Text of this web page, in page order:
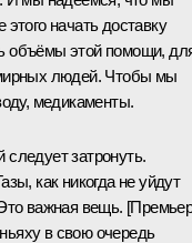
начать доставку
объёмы этой помощи,
людей. Чтобы мы
медикаменты.
затронуть.
как никогда не уйдут
важная вещь.
в свою очередь